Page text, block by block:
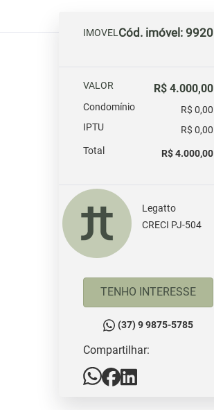
IMOVELCód. imóvel: 9920
VALOR R$ 4.000,00
Condomínio
R$ 0,00
IPTU
R$ 0,00
Total
R$ 4.000,00
Legatto
CRECI PJ-504
TENHO INTERESSE
(37) 9 9875-5785
Compartilhar: